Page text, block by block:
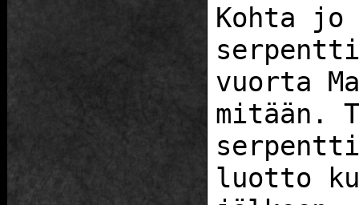
Kohta jo
vuorta
mitään.
luotto